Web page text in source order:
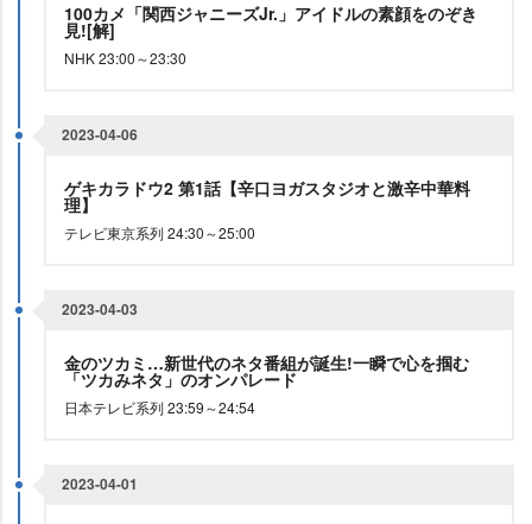
100カメ「関西ジャニーズJr.」アイドルの素顔をのぞき
見![解]
NHK 23:00～23:30
2023-04-06
ゲキカラドウ2 第1話【辛口ヨガスタジオと激辛中華料
理】
テレビ東京系列 24:30～25:00
2023-04-03
金のツカミ…新世代のネタ番組が誕生!一瞬で心を掴む
「ツカみネタ」のオンパレード
日本テレビ系列 23:59～24:54
2023-04-01